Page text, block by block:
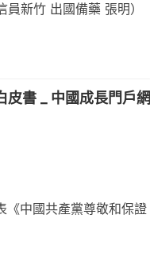
新竹 出國備藥 張明）
皮書 _ 中國成長門戶網
中國共產黨尊敬和保證